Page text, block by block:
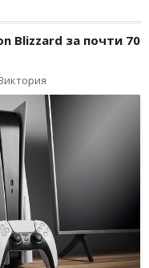
Blizzard за почти 70